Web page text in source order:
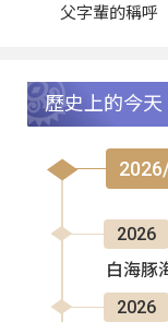
父字輩的稱呼
歷史上的今天
2026
白海豚
2026